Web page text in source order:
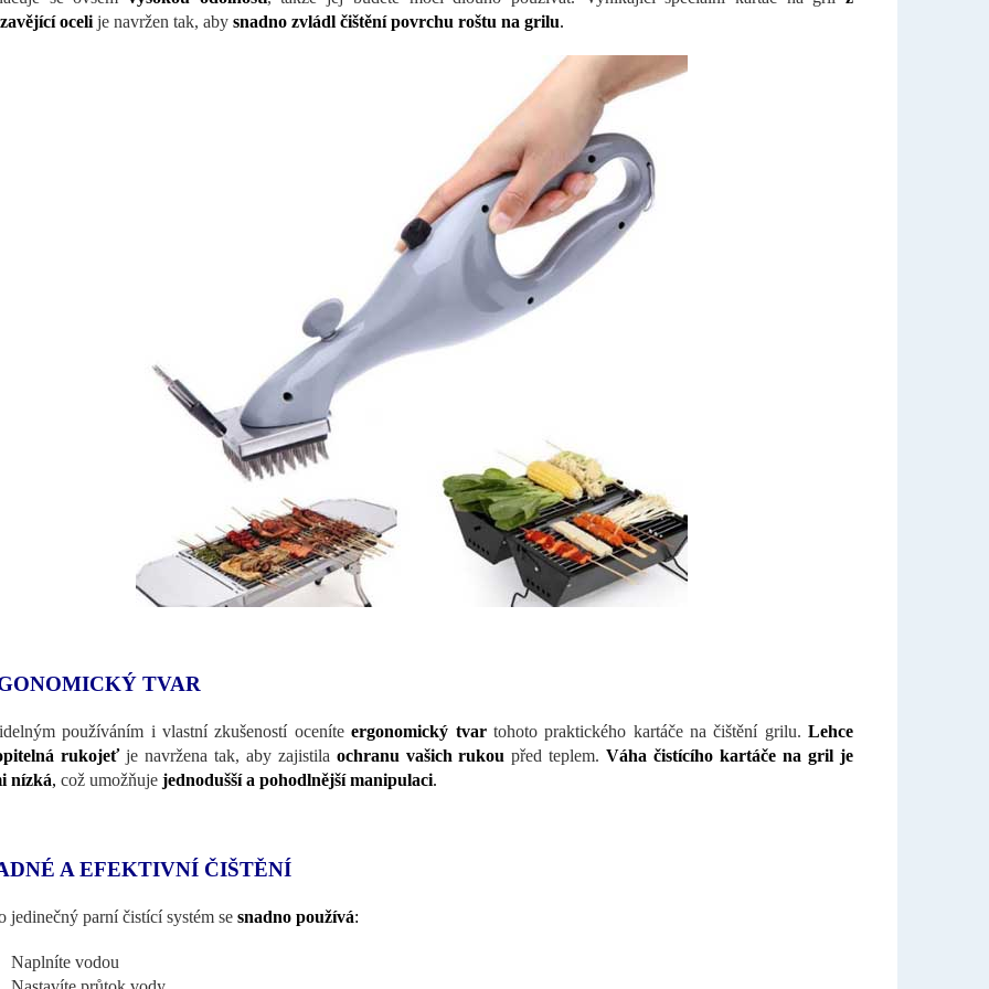
oceli je navržen tak, aby snadno zvládl čištění povrchu roštu na grilu.
TVAR
používáním i vlastní zkušeností oceníteergonomický tvar tohoto praktického kartáče na čištění grilu.Lehce
rukojeťje navržena tak, aby zajistila ochranu vašich rukou před teplem.Váha čistícího kartáče na gril je
nízká, což umožňuje jednodušší a pohodlnější manipulaci.
A EFEKTIVNÍ ČIŠTĚNÍ
jedinečný parní čistící systém se snadno používá:
Naplníte vodou